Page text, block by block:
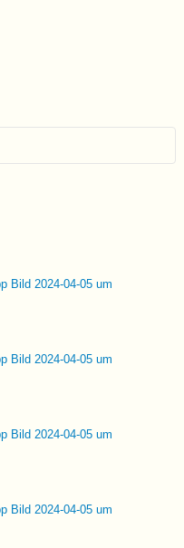
Mann gehalten, der ihn
und Bruno kam
sie ihn aufgrund ihres
Bruno schließlich in
keine Aggression
in Griechenland bei unserer
darauf, endlich sein
Stabilität und
fröhlicher und
zu seinen